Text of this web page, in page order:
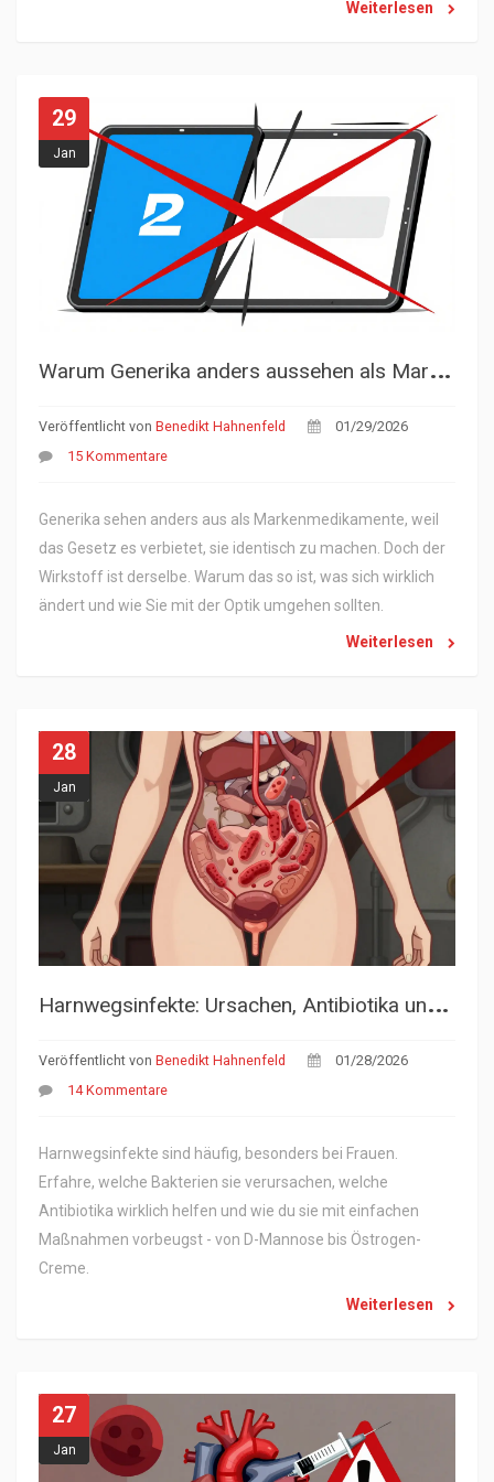
Weiterlesen
29
Jan
W
arum Generika anders aussehen als Markenmedikamente
Veröffentlicht von Benedikt Hahnenfeld
01/29/2026
15 Kommentare
Generika sehen anders aus als Markenmedikamente, weil
das Gesetz es verbietet, sie identisch zu machen. Doch der
Wirkstoff ist derselbe. Warum das so ist, was sich wirklich
ändert und wie Sie mit der Optik umgehen sollten.
Weiterlesen
28
Jan
H
arnwegsinfekte: Ursachen, Antibiotika und effektive Vorbeugung
Veröffentlicht von Benedikt Hahnenfeld
01/28/2026
14 Kommentare
Harnwegsinfekte sind häufig, besonders bei Frauen.
Erfahre, welche Bakterien sie verursachen, welche
Antibiotika wirklich helfen und wie du sie mit einfachen
Maßnahmen vorbeugst - von D-Mannose bis Östrogen-
Creme.
Weiterlesen
27
Jan